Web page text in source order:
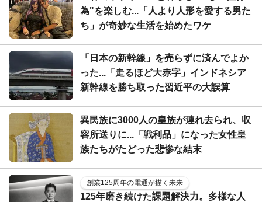
為"を楽しむ...「人より人形を愛する男た
ち」が奇妙な生活を始めたワケ
「日本の新幹線」を売らずに済んでよか
った...「走るほど大赤字」インドネシア
新幹線を勝ち取った習近平の大誤算
異民族に3000人の皇族が連れ去られ、収
容所送りに...「戦利品」になった女性皇
族たちがたどった悲惨な結末
創業125周年の電通が描く未来
125年磨き続けた課題解決力。多様な人